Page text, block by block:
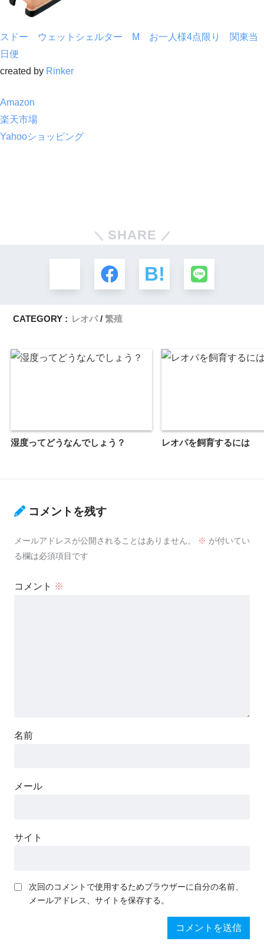
スドー ウェットシェルター M お一人様4点限り 関東当
日便
created by Rinker
Amazon
楽天市場
Yahooショッピング
SHARE
CATEGORY : レオパ 繁殖
湿度ってどうなんでしょう？ レオパを飼育するには
コメントを残す
メールアドレスが公開されることはありません。 ※ が付いてい
る欄は必須項目です
コメント ※
名前
メール
サイト
次回のコメントで使用するためブラウザーに自分の名前、
メールアドレス、サイトを保存する。